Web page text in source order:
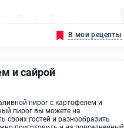
Ванильный сахар,
Сметана 25 %В мои рецепты
и сайрой
пирог с картофелем и
пирог вы можете на
своих гостей и разнообразить